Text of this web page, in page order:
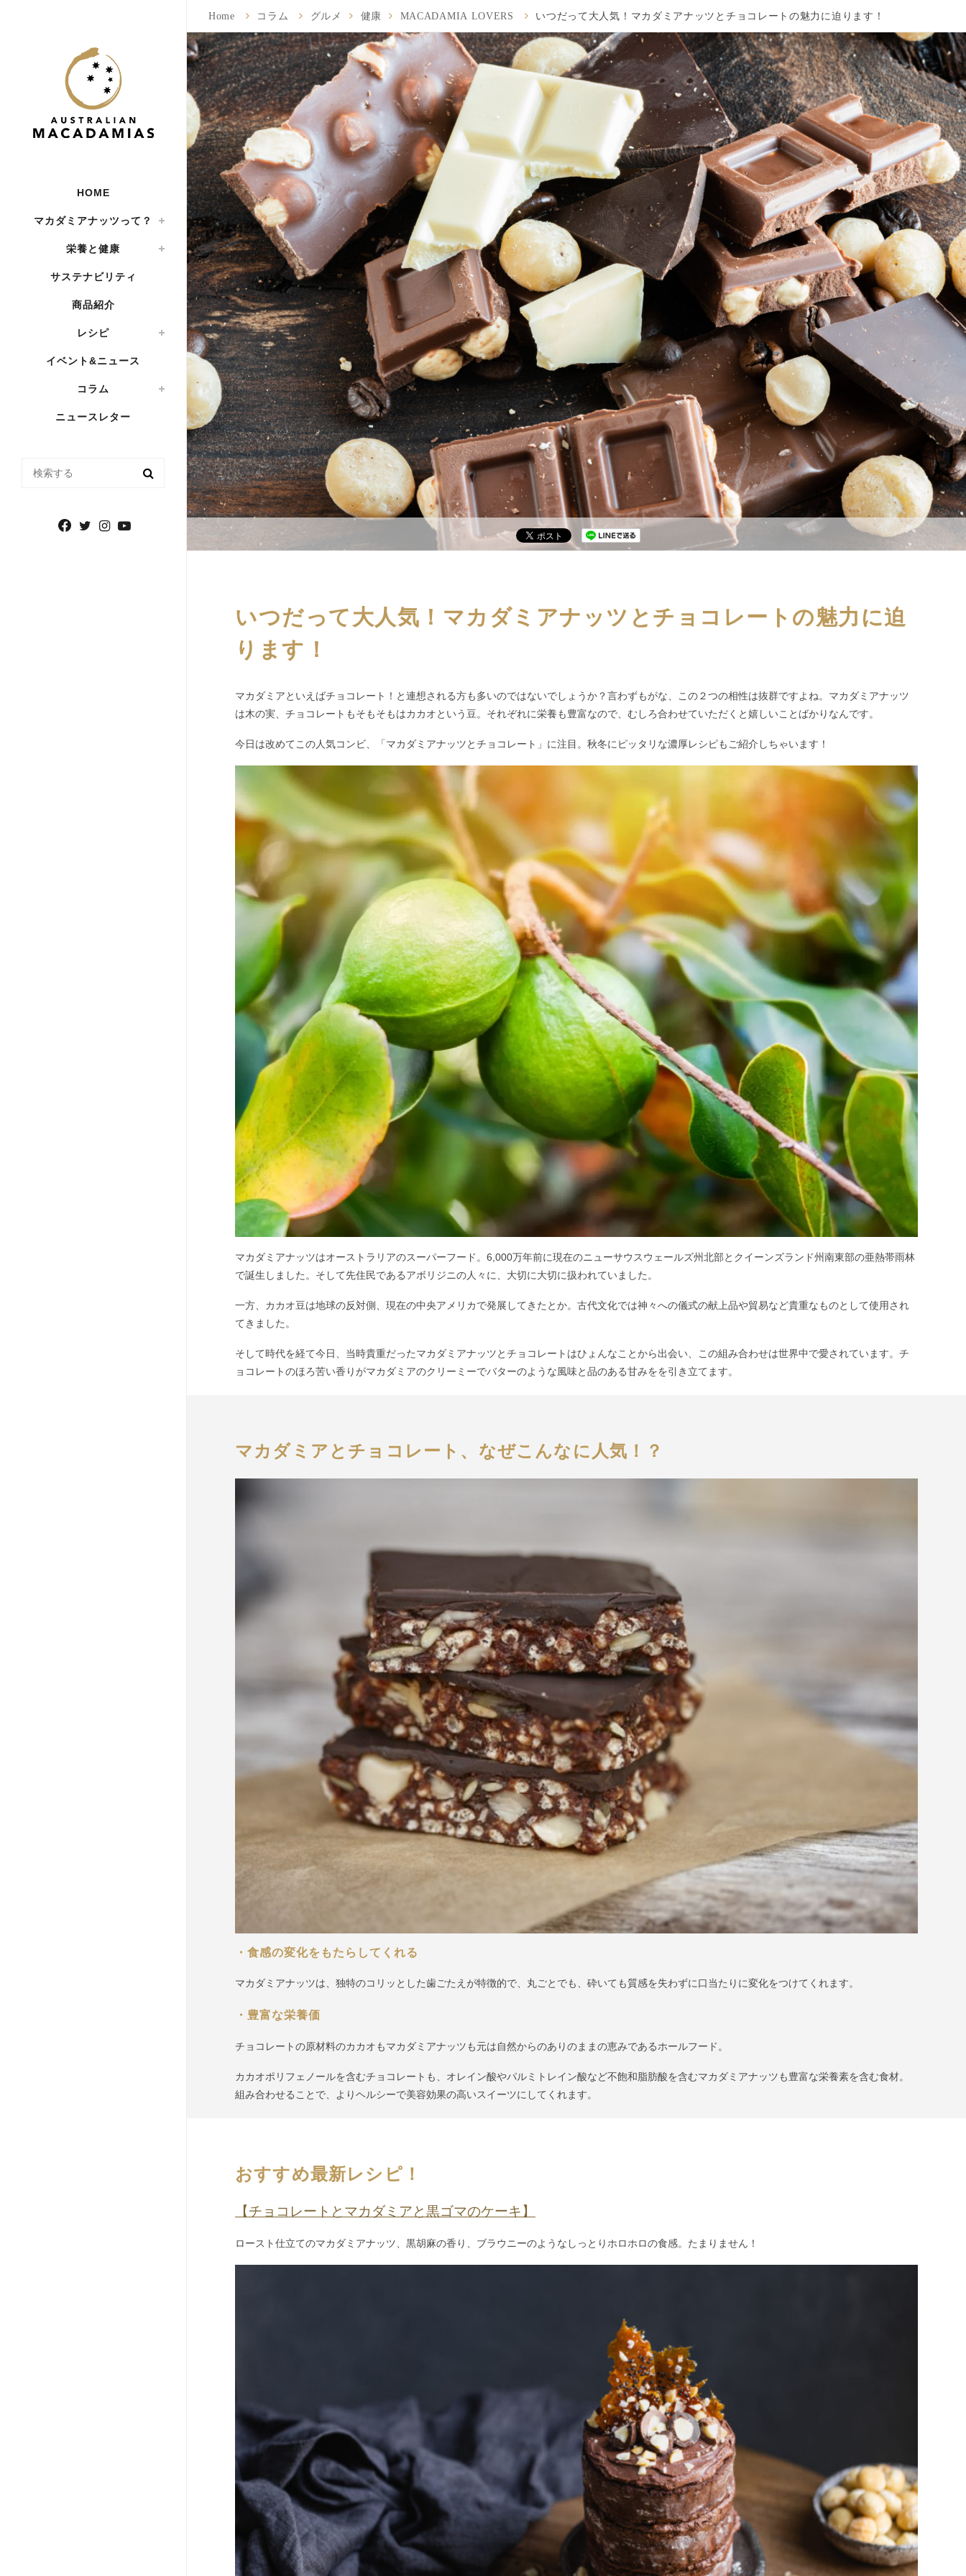
HOME
マカダミアナッツって？
栄養と健康
サステナビリティ
商品紹介
レシピ
イベント&ニュース
コラム
ニュースレター
Home コラム グルメ 健康 MACADAMIA LOVERS いつだって大人気！マカダミアナッツとチョコレートの魅力に迫ります！
いつだって大人気！マカダミアナッツとチョコレートの魅力に迫
ります！
マカダミアといえばチョコレート！と連想される方も多いのではないでしょうか？言わずもがな、この２つの相性は抜群ですよね。マカダミアナッツ
は木の実、チョコレートもそもそもはカカオという豆。それぞれに栄養も豊富なので、むしろ合わせていただくと嬉しいことばかりなんです。
今日は改めてこの人気コンビ、「マカダミアナッツとチョコレート」に注目。秋冬にピッタリな濃厚レシピもご紹介しちゃいます！
マカダミアナッツはオーストラリアのスーパーフード。6,000万年前に現在のニューサウスウェールズ州北部とクイーンズランド州南東部の亜熱帯雨林
で誕生しました。そして先住民であるアボリジニの人々に、大切に大切に扱われていました。
一方、カカオ豆は地球の反対側、現在の中央アメリカで発展してきたとか。古代文化では神々への儀式の献上品や貿易など貴重なものとして使用され
てきました。
そして時代を経て今日、当時貴重だったマカダミアナッツとチョコレートはひょんなことから出会い、この組み合わせは世界中で愛されています。チ
ョコレートのほろ苦い香りがマカダミアのクリーミーでバターのような風味と品のある甘みをを引き立てます。
マカダミアと チョコレート、なぜこんなに人気！？
・ 食感の変化をもたらしてくれる
マカダミアナッツは、独特のコリッとした歯ごたえが特徴的で、丸ごとでも、砕いても質感を失わずに口当たりに変化をつけてくれます。
・豊富な栄養価
チョコレートの原材料のカカオもマカダミアナッツも元は自然からのありのままの恵みであるホールフード。
カカオポリフェノールを含むチョコレートも、オレイン酸やパルミトレイン酸など不飽和脂肪酸を含むマカダミアナッツも豊富な栄養素を含む食材。
組み合わせることで、よりヘルシーで美容効果の高いスイーツにしてくれます。
おすすめ最新レシピ！
【チョコレートとマカダミアと黒ゴマのケーキ】
ロースト仕立てのマカダミアナッツ、黒胡麻の香り、ブラウニーのようなしっとりホロホロの食感。たまりません！